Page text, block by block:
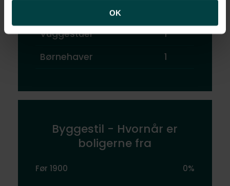
OK
Vuggestuer
1
Børnehaver
1
Byggestil - Hvornår er
boligerne fra
Før 1900 0%